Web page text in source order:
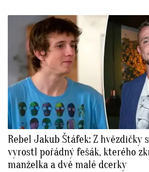
Rebel Jakub Štáfek: Z hvězdičky
vyrostl pořádný fešák, kterého
manželka a dvě malé dcerky